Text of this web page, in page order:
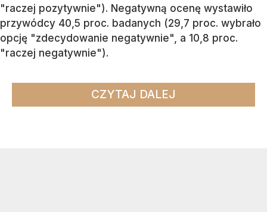
"raczej pozytywnie"). Negatywną ocenę wystawiło
przywódcy 40,5 proc. badanych (29,7 proc. wybrało
opcję "zdecydowanie negatywnie", a 10,8 proc.
"raczej negatywnie").
CZYTAJ DALEJ